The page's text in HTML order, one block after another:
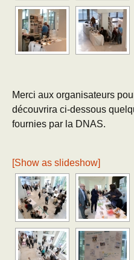
Merci aux organisateurs
découvrira ci-dessous
fournies par la DNAS.
[Show as slideshow]